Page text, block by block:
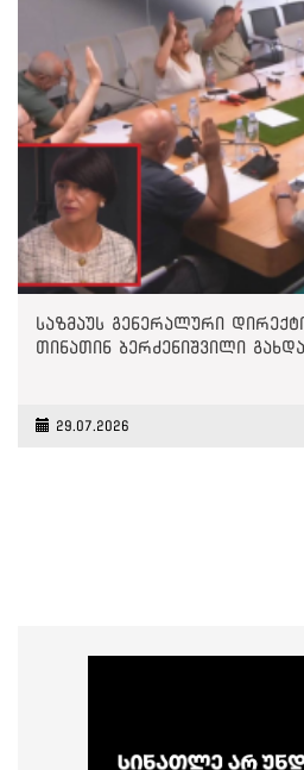
საზმაუს გენერალური
თინათინ ბერძენიშვილი გახდა
29.07.2026